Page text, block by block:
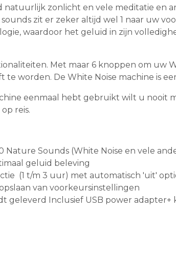
zonlicht en vele meditatie en
zit er zeker altijd wel 1 naar uw
waardoor het geluid in zijn
Met maar 6 knoppen om uw
worden. De White Noise machine is
eenmaal hebt gebruikt wilt u nooit
reis.
Nature Sounds (White Noise en vele
geluid beleving
(1 t/m 3 uur) met automatisch 'uit'
van voorkeursinstellingen
geleverd Inclusief USB power adapter+